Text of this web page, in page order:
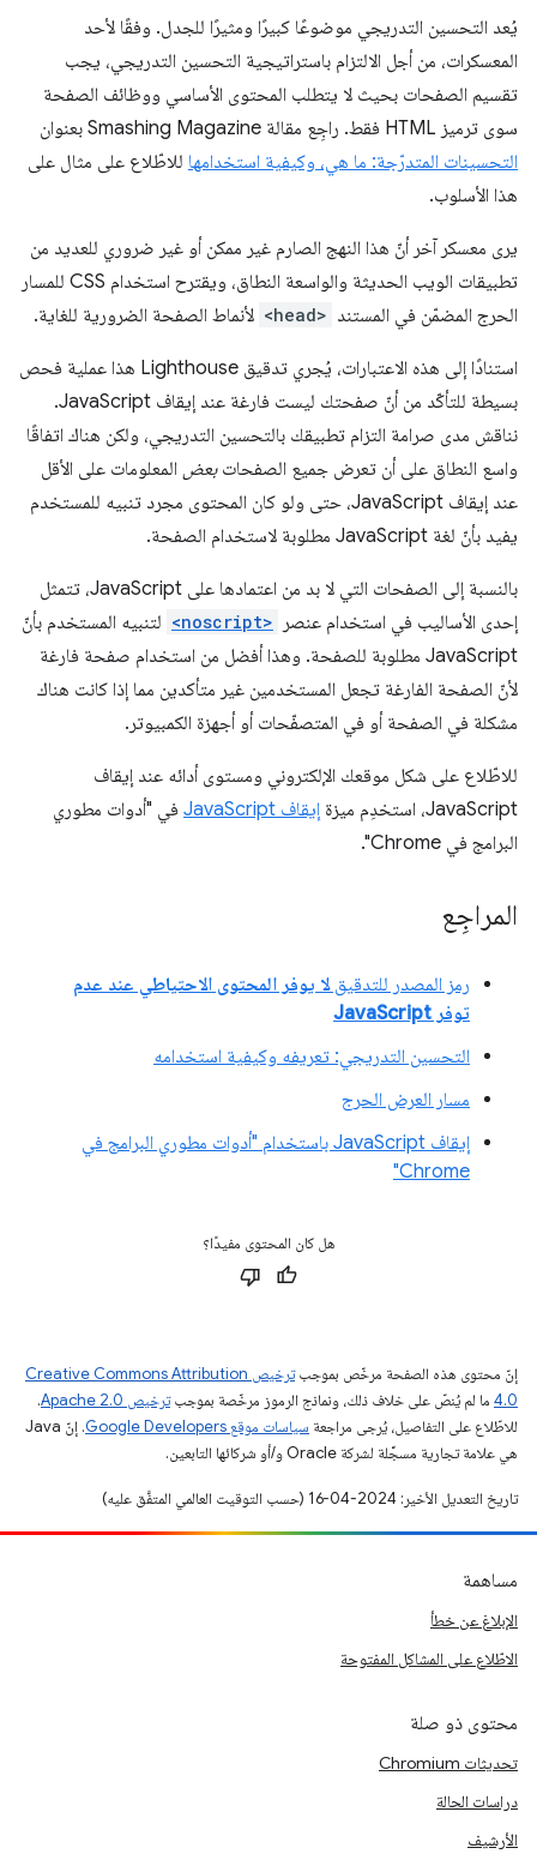
يُعد التحسين التدريجي موضوعًا كبيرًا ومثيرًا للجدل. وفقًا لأحد
المعسكرات، من أجل الالتزام باستراتيجية التحسين التدريجي، يجب
تقسيم الصفحات بحيث لا يتطلب المحتوى الأساسي ووظائف الصفحة
سوى ترميز HTML فقط. راجِع مقالة Smashing Magazine بعنوان
التحسينات المتدرّجة: ما هي، وكيفية استخدامها للاطّلاع على مثال على
هذا الأسلوب.
يرى معسكر آخر أنّ هذا النهج الصارم غير ممكن أو غير ضروري للعديد من
تطبيقات الويب الحديثة والواسعة النطاق، ويقترح استخدام CSS للمسار
الحرج المضمّن في المستند <head> لأنماط الصفحة الضرورية للغاية.
استنادًا إلى هذه الاعتبارات، يُجري تدقيق Lighthouse هذا عملية فحص
بسيطة للتأكّد من أنّ صفحتك ليست فارغة عند إيقاف JavaScript.
نناقش مدى صرامة التزام تطبيقك بالتحسين التدريجي، ولكن هناك اتفاقًا
واسع النطاق على أن تعرض جميع الصفحاتبعض المعلومات على الأقل
عند إيقاف JavaScript، حتى ولو كان المحتوى مجرد تنبيه للمستخدم
يفيد بأنّ لغة JavaScript مطلوبة لاستخدام الصفحة.
بالنسبة إلى الصفحات التي لا بد من اعتمادها على JavaScript، تتمثل
إحدى الأساليب في استخدام عنصر
<noscript> لتنبيه المستخدم بأنّ
JavaScript مطلوبة للصفحة. وهذا أفضل من استخدام صفحة فارغة
لأنّ الصفحة الفارغة تجعل المستخدمين غير متأكدين مما إذا كانت هناك
مشكلة في الصفحة أو في المتصفّحات أو أجهزة الكمبيوتر.
للاطّلاع على شكل موقعك الإلكتروني ومستوى أدائه عند إيقاف
JavaScript، استخدِم ميزة
إيقاف JavaScript
في "أدوات مطوري
البرامج في Chrome".
المراجِع
رمز المصدر للتدقيقلا يوفر المحتوى الاحتياطي عند عدم
توفر JavaScript
التحسين التدريجي: تعريفه وكيفية استخدامه
مسار العرض الحرج
إيقاف JavaScript باستخدام "أدوات مطوري البرامج في
Chrome"
هل كان المحتوى مفيدًا؟
إنّ محتوى هذه الصفحة مرخّص بموجب
ترخيص Creative Commons Attribution
4.0‏ ما لم يُنصّ على خلاف ذلك، ونماذج الرموز مرخّصة بموجبترخيص Apache 2.0‏
.
للاطّلاع على التفاصيل، يُرجى مراجعة سياسات موقع Google Developers‏
. إنّ Java
هي علامة تجارية مسجَّلة لشركة Oracle و/أو شركائها التابعين.
تاريخ التعديل الأخير: 2024-04-16 (حسب التوقيت العالمي المتفَّق عليه)
مساهمة
الإبلاغ عن خطأ
الاطّلاع على المشاكل المفتوحة
محتوى ذو صلة
تحديثات Chromium
دراسات الحالة
الأرشيف